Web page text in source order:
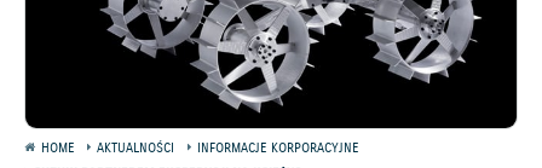
HOME AKTUALNOŚCI
INFORMACJE KORPORACYJNE